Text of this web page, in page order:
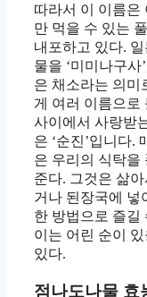
따라서 이 이름은
만 먹을 수 있는
내포하고 있다.
물을 ‘미미나구사
은 채소라는 의미
게 여러 이름으로
사이에서 사랑받
은 ‘순진’입니다.
은 우리의 식탁을
준다. 그것은 삶아
거나 된장국에 넣
한 방법으로 즐길
이는 어린 순이
있다.
점나도나물 효